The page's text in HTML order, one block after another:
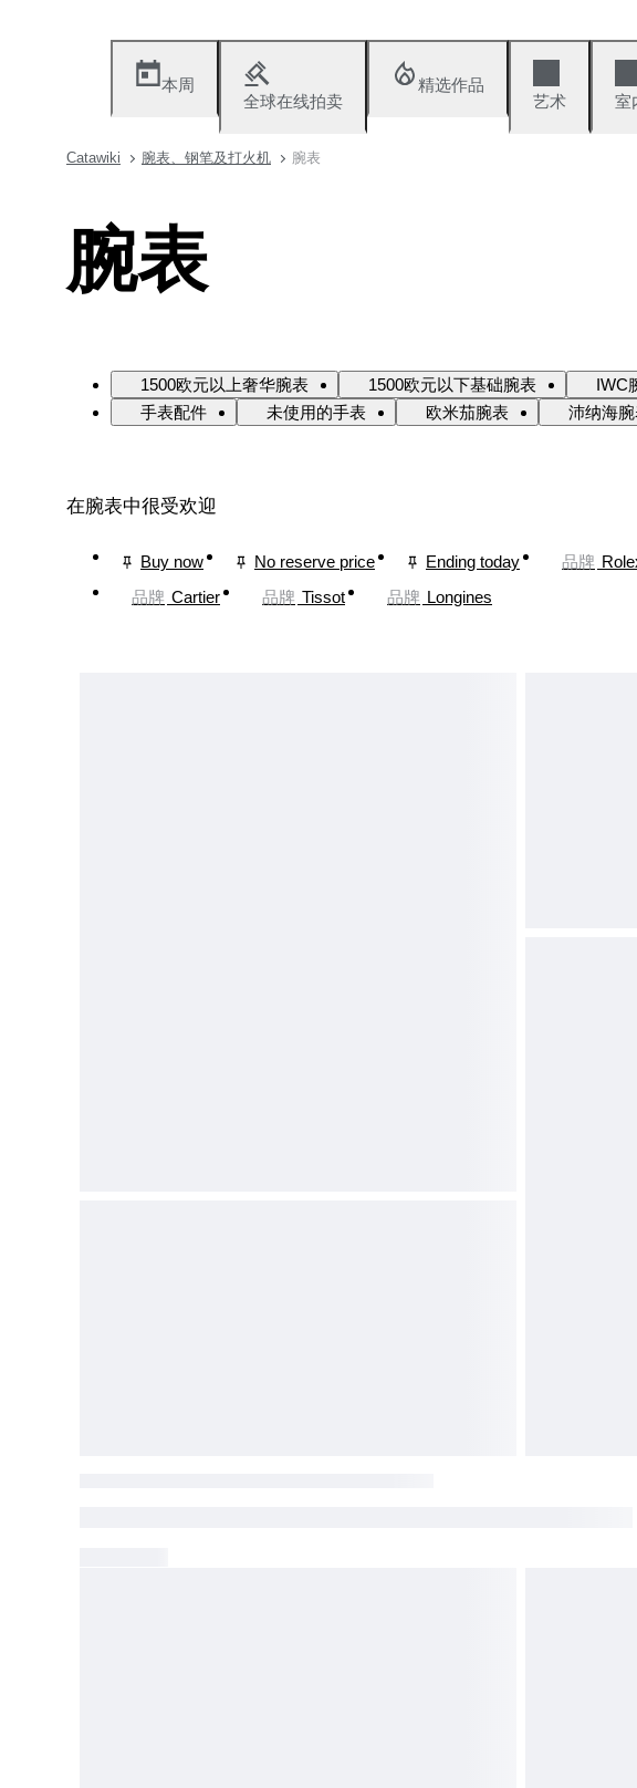
本周
全球在线拍卖
精选作品
艺术
室
Catawiki 腕表、钢笔及打火机 腕表
腕表
1500欧元以上奢华腕表 1500欧元以下基础腕表 IWC
手表配件
未使用的手表 欧米茄腕表 沛纳海
在腕表中很受欢迎
Buy now No reserve price Ending today 品牌
品牌 Cartier 品牌 Tissot 品牌 Longines